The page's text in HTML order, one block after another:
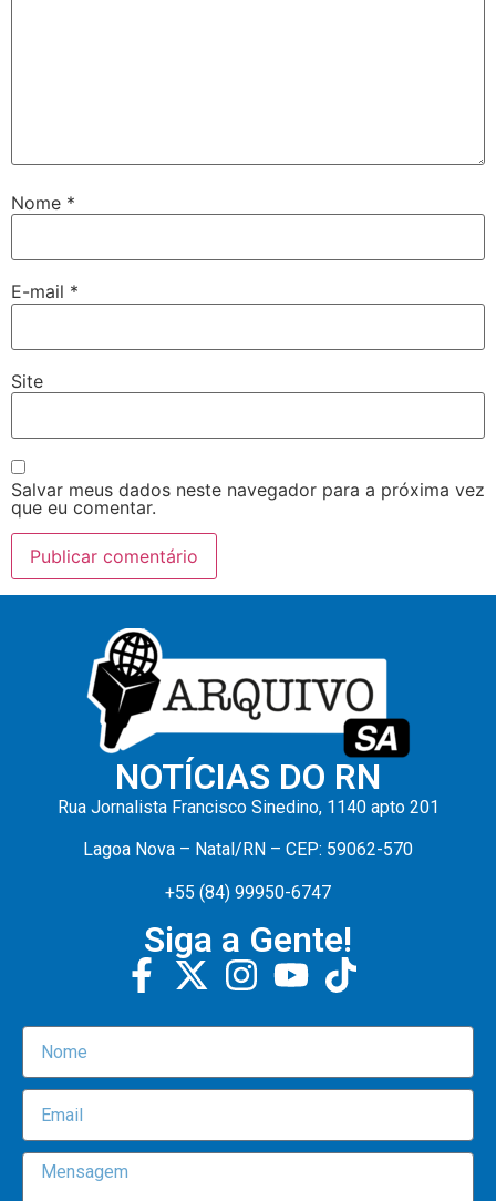
Nome *
E-mail *
Site
Salvar meus dados neste navegador para a próxima vez
que eu comentar.
NOTÍCIAS DO RN
Rua Jornalista Francisco Sinedino, 1140 apto 201
Lagoa Nova – Natal/RN – CEP: 59062-570
+55 (84) 99950-6747
Siga a Gente!